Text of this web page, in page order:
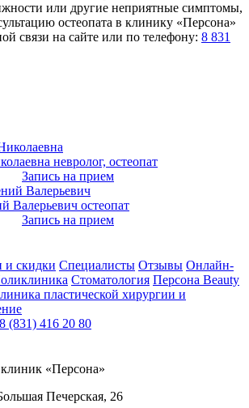
или другие неприятные симптомы,
остеопата в клинику «Персона»
связи на сайте или по телефону: 8 831
невролог, остеопат
Запись на прием
Валерьевич остеопат
Запись на прием
и скидки Специалисты Отзывы Онлайн-
Стоматология Персона Beauty
пластической хирургии и
8 (831) 416 20 80
«Персона»
Печерская, 26